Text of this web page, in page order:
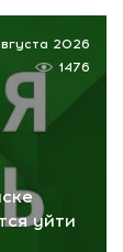
уйти
2026
1476